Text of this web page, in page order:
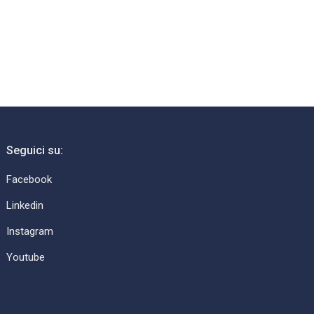
Seguici su:
Facebook
Linkedin
Instagram
Youtube